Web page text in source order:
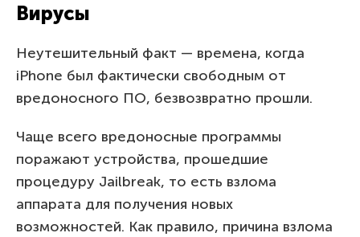
Вирусы
Неутешительный факт — времена, когда
iPhone был фактически свободным от
вредоносного ПО, безвозвратно прошли.
Чаще всего вредоносные программы
поражают устройства, прошедшие
процедуру Jailbreak, то есть взлома
аппарата для получения новых
возможностей. Как правило, причина взлома